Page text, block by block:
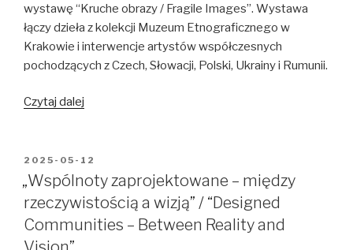
wystawę “Kruche obrazy / Fragile Images”. Wystawa
łączy dzieła z kolekcji Muzeum Etnograficznego w
Krakowie i interwencje artystów współczesnych
pochodzących z Czech, Słowacji, Polski, Ukrainy i Rumunii.
Czytaj dalej
regionu
Karpat
/
Images”
OPUBLIKOWANE
W
2025-05-12
„Wspólnoty zaprojektowane – między
rzeczywistością a wizją” / “Designed
Communities – Between Reality and